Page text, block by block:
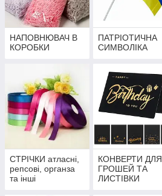
НАПОВНЮВАЧ В
КОРОБКИ
ПАТРІОТИЧНА
СИМВОЛІКА
СТРІЧКИ атласні,
репсові, органза
та інші
КОНВЕРТИ ДЛЯ
ГРОШЕЙ ТА
ЛИСТІВКИ